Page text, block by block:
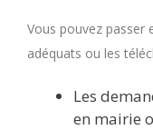
Vous pouvez passer
adéquats ou les
Les
en mairie